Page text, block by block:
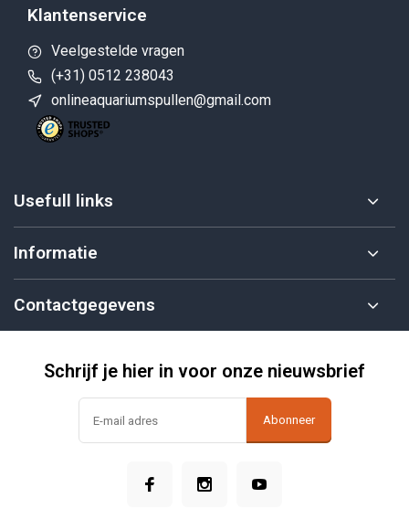
Klantenservice
Veelgestelde vragen
(+31) 0512 238043
onlineaquariumspullen@gmail.com
Usefull links
Informatie
Contactgegevens
Schrijf je hier in voor onze nieuwsbrief
Abonneer